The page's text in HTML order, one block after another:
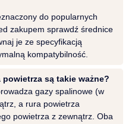
do popularnych
zakupem sprawdź średnice
je ze specyfikacją
kompatybilność.
są takie ważne?
gazy spalinowe (w
a rura powietrza
powietrza z zewnątrz. Oba